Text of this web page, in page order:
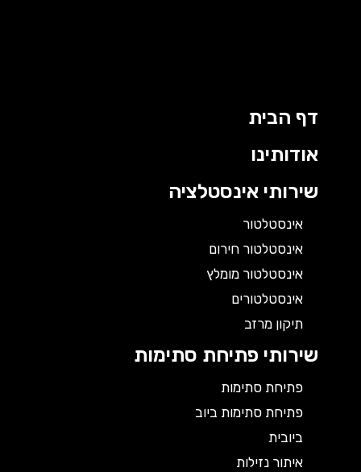
דף הבית
אודותינו
שירותי אינסטלציה
אינסטלטור
אינסטלטור חירום
אינסטלטור מומלץ
אינסטלטורים
תיקון מרזב
שירותי פתיחת סתימות
פתיחת סתימות
פתיחת סתימות ביוב
ביובית
איתור נזילות